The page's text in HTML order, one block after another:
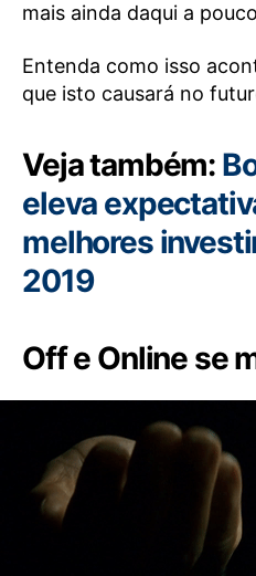
mais ainda daqui a
Entenda como isso
que isto causará no
Veja também:
eleva
melhores
2019
Off e Online se